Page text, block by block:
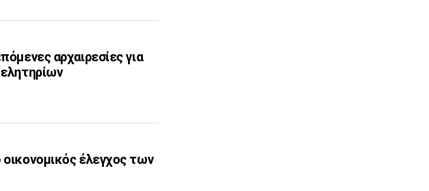
αρχαιρεσίες για
έλεγχος των